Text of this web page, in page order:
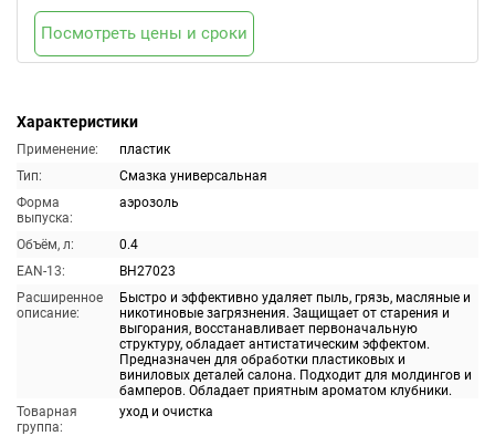
Характеристики
Применение:
пластик
Тип:
Смазка универсальная
Форма
выпуска:
аэрозоль
Объём, л:
0.4
EAN-13:
BH27023
Расширенное
описание:
Быстро и эффективно удаляет пыль, грязь, масляные и
никотиновые загрязнения. Защищает от старения и
выгорания, восстанавливает первоначальную
структуру, обладает антистатическим эффектом.
Предназначен для обработки пластиковых и
виниловых деталей салона. Подходит для молдингов и
бамперов. Обладает приятным ароматом клубники.
Товарная
группа:
уход и очистка
Посмотреть цены и сроки